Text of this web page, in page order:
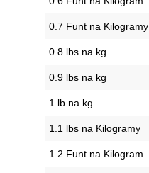
0.7 Funt na Kilogramy
0.8 lbs na kg
0.9 lbs na kg
1 lb na kg
1.1 lbs na Kilogramy
1.2 Funt na Kilogram